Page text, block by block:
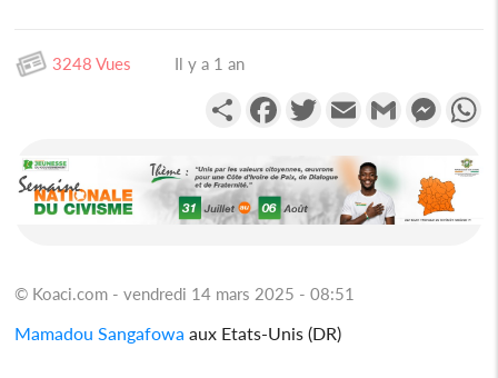
3248 Vues Il y a 1 an
PartagerFacebookTwitterEmail Gmail
© Koaci.com - vendredi 14 mars 2025 - 08:51
Mamadou Sangafowa aux Etats-Unis (DR)